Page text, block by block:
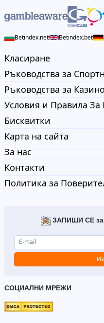
Betindex.net Betindex.bet
Класиране
Ръководства за
Ръководства за Казино
Условия и Правила За
Бисквитки
Карта на сайта
За нас
Контакти
Политика за
ЗАПИШИ СЕ
СОЦИАЛНИ МРЕЖИ